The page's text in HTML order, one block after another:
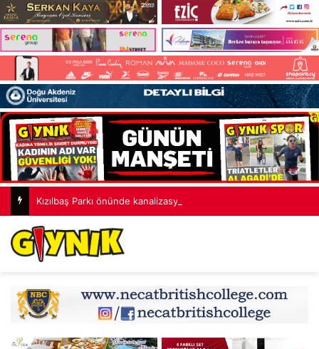
Kızılbaş Parkı önünde kanalizasyon çalışması